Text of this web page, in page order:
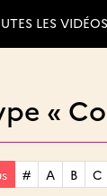
LES VIDÉOS
«
# A B C